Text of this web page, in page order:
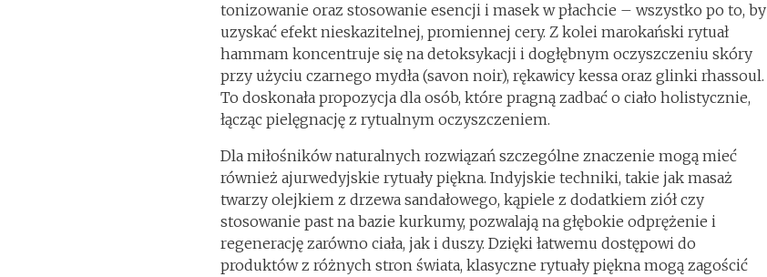
tonizowanie oraz stosowanie esencji i masek w płachcie – wszystko po to, by
uzyskać efekt nieskazitelnej, promiennej cery. Z kolei marokański rytuał
hammam koncentruje się na detoksykacji i dogłębnym oczyszczeniu skóry
przy użyciu czarnego mydła (savon noir), rękawicy kessa oraz glinki rhassoul.
To doskonała propozycja dla osób, które pragną zadbać o ciało holistycznie,
łącząc pielęgnację z rytualnym oczyszczeniem.
Dla miłośników naturalnych rozwiązań szczególne znaczenie mogą mieć
również ajurwedyjskie rytuały piękna. Indyjskie techniki, takie jak masaż
twarzy olejkiem z drzewa sandałowego, kąpiele z dodatkiem ziół czy
stosowanie past na bazie kurkumy, pozwalają na głębokie odprężenie i
regenerację zarówno ciała, jak i duszy. Dzięki łatwemu dostępowi do
produktów z różnych stron świata, klasyczne rytuały piękna mogą zagościć